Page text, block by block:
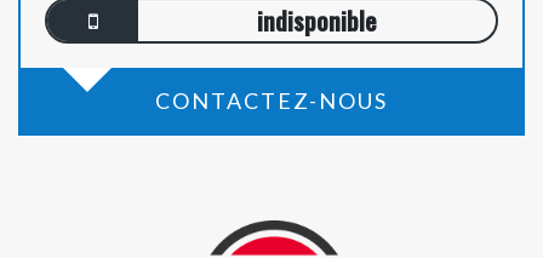
indisponible
CONTACTEZ-NOUS